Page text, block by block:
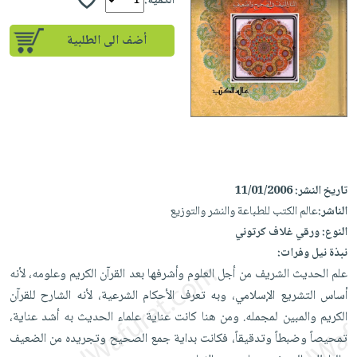
إختياراتنا
كتب
أكاديمية
صندوق
القراءة
iKitab
بلا
حدود
أسئلة
يتكرر
iKitab
على
Android
تحميل
iKitab
على
Apple
أسئلة
يتكرر
طرحها
تحميل
masmu3
على
masmu3
على
Apple
المواضيع
الأكثر
مبيعاً
وسائل
تعليمية
جوائز
تعليمية
الصحة
والعناية
الشخصية
جديد
أجهزة
العناية
الشخصية
العناية
وتصفيف
الشعر
العناية
بالجسم
المطبخ
والسفرة
الكل
أواني
الطهي
أدوات
متجر
الهدايا
أقسام
أضف الى الطلبية
تاريخ النشر:11/01/2006
الناشر:عالم الكتب للطباعة والنشر والتوزيع
النوع:ورقي غلاف كرتوني
نبذة نيل وفرات:
علم الحديث الشريف من أجل العلوم وأشرفها بعد القرآن الكريم وعلومه، لأنه
أساس التشريع الإسلامي، وبه تعرف الأحكام الشرعية، لأنه الشارح للقرآن
الكريم والمبين لمجمله. ومن هنا كانت عناية علماء الحديث به أشد عناية،
تمحيصاً وضبطاً وتدقيقاً، فكانت بداية جمع الصحيح وتجريده من الضعيف